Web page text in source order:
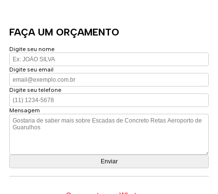
FAÇA UM ORÇAMENTO
Digite seu nome
Digite seu email
Digite seu telefone
Mensagem